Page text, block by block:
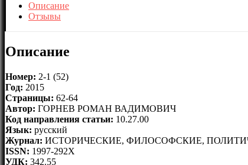
Описание
Отзывы
Описание
Номер: 2-1 (52)
Год: 2015
Страницы: 62-64
Автор: ГОРНЕВ РОМАН ВАДИМОВИЧ
Код направления статьи: 10.27.00
Язык: русский
Журнал: ИСТОРИЧЕСКИЕ, ФИЛОСОФСКИЕ,
ISSN: 1997-292X
УДК: 342.55